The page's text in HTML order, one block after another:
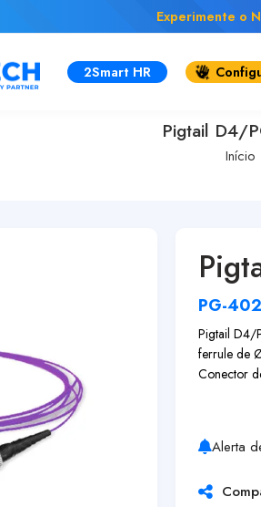
Experimente o
2Smart HR
Pigtail D4/
Início
PG-
Pigtail D4/
ferrule de
Conector
Alerta